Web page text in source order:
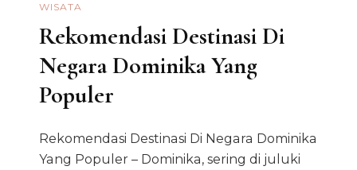
WISATA
Rekomendasi Destinasi Di
Negara Dominika Yang
Populer
Rekomendasi Destinasi Di Negara Dominika
Yang Populer – Dominika, sering di juluki